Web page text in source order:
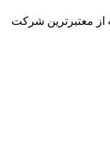
از معتبرترین شرکت